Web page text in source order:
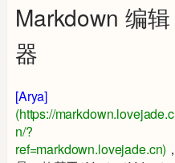
Markdown 编辑
器
[Arya]
(https://markdown.lovejade.c
n/?
ref=markdown.lovejade.cn) ，